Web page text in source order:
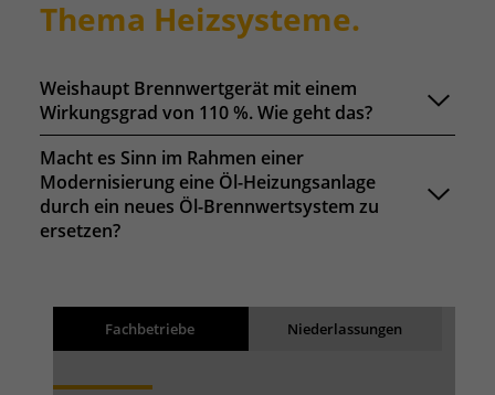
Thema Heizsysteme.
Weishaupt Brennwertgerät mit einem
Wirkungsgrad von 110 %. Wie geht das?
Macht es Sinn im Rahmen einer
Modernisierung eine Öl-Heizungsanlage
durch ein neues Öl-Brennwertsystem zu
ersetzen?
Fachbetriebe Niederlassungen
BackSuchergebnisse
Ergebnisse werden geladen